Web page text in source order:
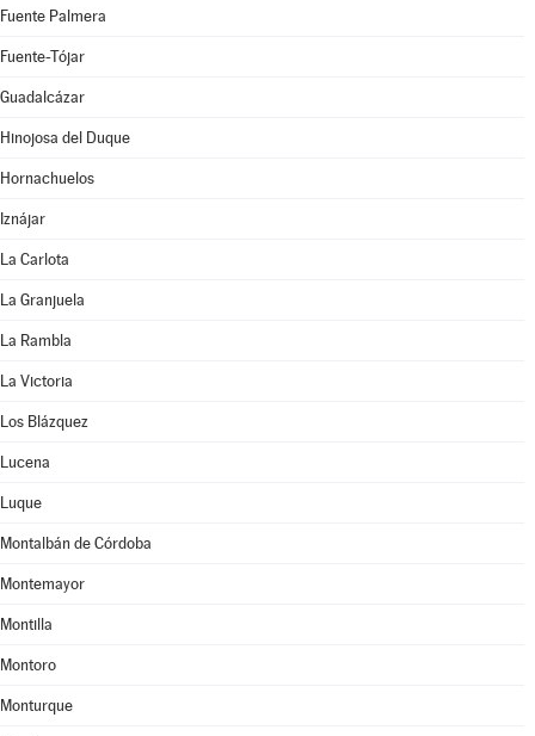
Fuente Palmera
Fuente-Tójar
Guadalcázar
Hinojosa del Duque
Hornachuelos
Iznájar
La Carlota
La Granjuela
La Rambla
La Victoria
Los Blázquez
Lucena
Luque
Montalbán de Córdoba
Montemayor
Montilla
Montoro
Monturque